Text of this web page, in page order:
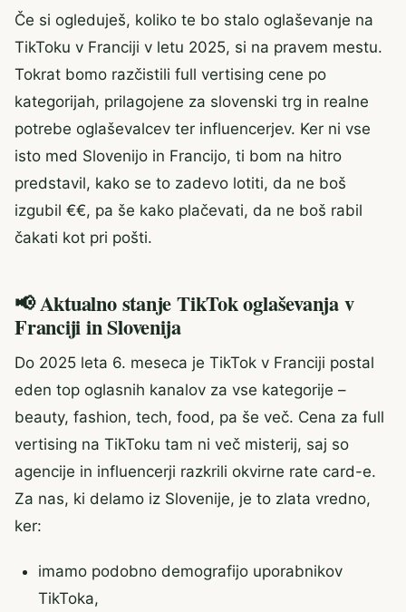
Če si ogleduješ, koliko te bo stalo oglaševanje na
TikToku v Franciji v letu 2025, si na pravem mestu.
Tokrat bomo razčistili full vertising cene po
kategorijah, prilagojene za slovenski trg in realne
potrebe oglaševalcev ter influencerjev. Ker ni vse
isto med Slovenijo in Francijo, ti bom na hitro
predstavil, kako se to zadevo lotiti, da ne boš
izgubil €€, pa še kako plačevati, da ne boš rabil
čakati kot pri pošti.
📢 Aktualno stanje TikTok oglaševanja v
Franciji in Slovenija
Do 2025 leta 6. meseca je TikTok v Franciji postal
eden top oglasnih kanalov za vse kategorije –
beauty, fashion, tech, food, pa še več. Cena za full
vertising na TikToku tam ni več misterij, saj so
agencije in influencerji razkrili okvirne rate card-e.
Za nas, ki delamo iz Slovenije, je to zlata vredno,
ker:
imamo podobno demografijo uporabnikov
TikToka,